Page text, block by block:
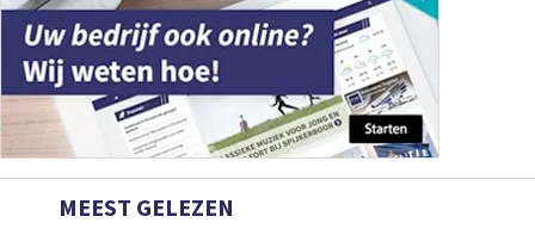
MEEST GELEZEN